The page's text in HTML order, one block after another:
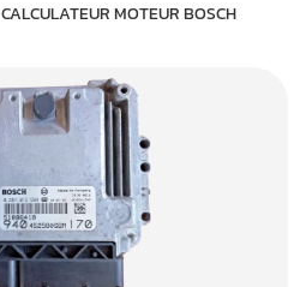
CALCULATEUR MOTEUR BOSCH